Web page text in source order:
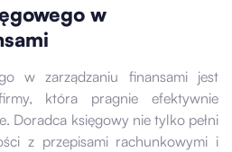
w
w zarządzaniu finansami jest
która pragnie efektywnie
Doradca księgowy nie tylko pełni
z przepisami rachunkowymi i